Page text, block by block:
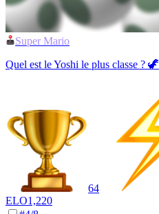
Super Mario
Quel est le Yoshi le plus classe ? 🦖
64
ELO1,220